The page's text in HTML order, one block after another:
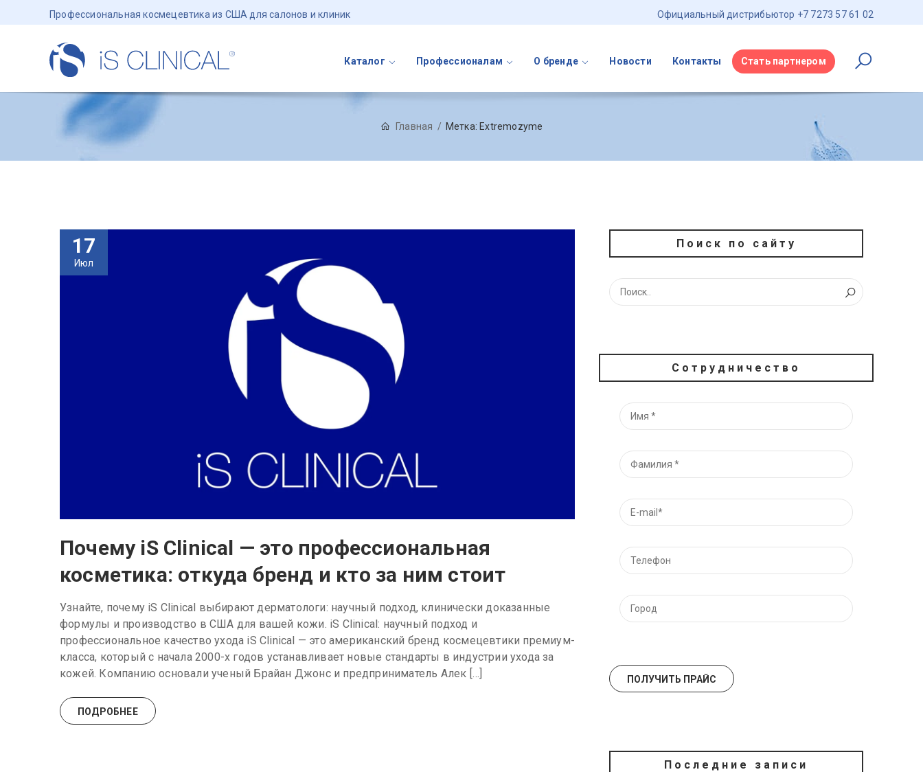
Профессиональная космецевтика из США для салонов и клиник Официальный дистрибьютор +7 7273 57 61 02
Каталог Профессионалам О бренде Новости Контакты Стать партнером
Главная Метка: Extremozyme
17
Июл
Почему iS Clinical — это профессиональная
косметика: откуда бренд и кто за ним стоит
Узнайте, почему iS Clinical выбирают дерматологи: научный подход, клинически доказанные
формулы и производство в США для вашей кожи. iS Clinical: научный подход и
профессиональное качество ухода iS Clinical — это американский бренд космецевтики премиум-
класса, который с начала 2000-х годов устанавливает новые стандарты в индустрии ухода за
кожей. Компанию основали ученый Брайан Джонс и предприниматель Алек […]
ПОДРОБНЕЕ
Поиск по сайту
Сотрудничество
Последние записи